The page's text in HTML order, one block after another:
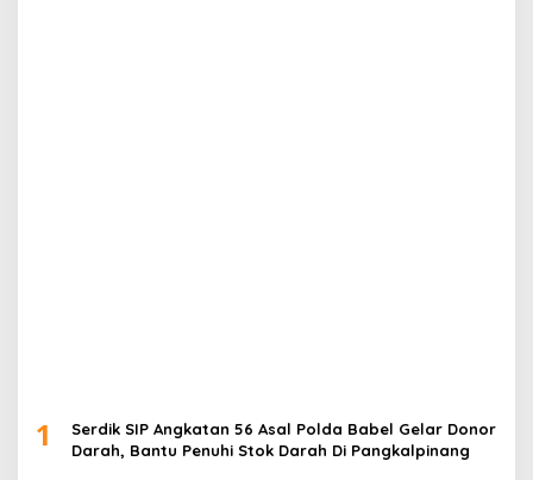
1
Serdik SIP Angkatan 56 Asal Polda Babel Gelar Donor
Darah, Bantu Penuhi Stok Darah Di Pangkalpinang